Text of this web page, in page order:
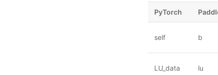
PyTorch
self b
LU_data lu